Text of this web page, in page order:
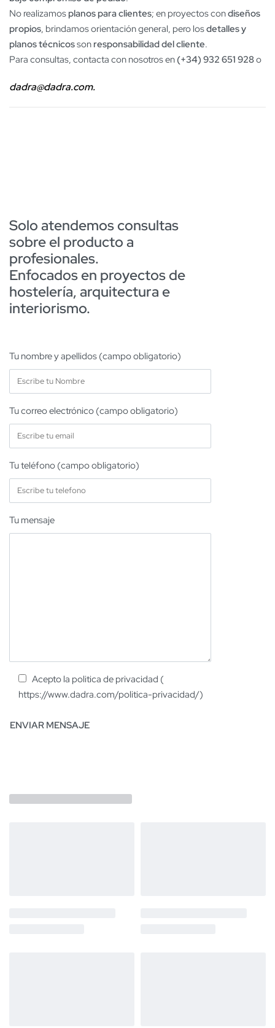
No realizamos planos para clientes; en proyectos condiseños
propios, brindamos orientación general, pero losdetalles y
planos técnicosson responsabilidad del cliente.
Para consultas, contacta con nosotros en (+34) 932 651 928o
dadra@dadra.com.
Solo atendemos consultas
sobre el producto a
profesionales.
Enfocados en proyectos de
hostelería, arquitectura e
interiorismo.
Tu nombre y apellidos (campo obligatorio)
Tu correo electrónico (campo obligatorio)
Tu teléfono (campo obligatorio)
Tu mensaje
Acepto la politica de privacidad (
https://www.dadra.com/politica-privacidad/)